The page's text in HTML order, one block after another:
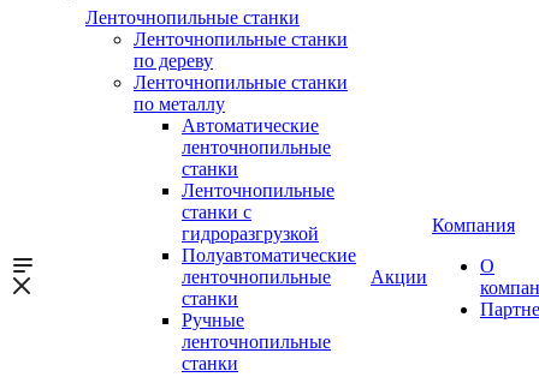
Ленточнопильные станки
Ленточнопильные станки
по дереву
Ленточнопильные станки
по металлу
Автоматические
ленточнопильные
станки
Ленточнопильные
станки с
гидроразгрузкой
Полуавтоматические
ленточнопильные
станки
Ручные
ленточнопильные
станки
Акции
Компания
О